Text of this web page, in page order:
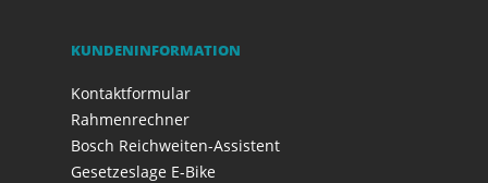
KUNDENINFORMATION
Kontaktformular
Rahmenrechner
Bosch Reichweiten-Assistent
Gesetzeslage E-Bike